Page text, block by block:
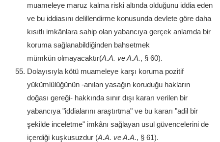
muameleye maruz kalma riski altında olduğunu iddia eden
ve bu iddiasını delillendirme konusunda devlete göre daha
kısıtlı imkânlara sahip olan yabancıya gerçek anlamda bir
koruma sağlanabildiğinden bahsetmek
mümkün olmayacaktır(A.A. ve A.A., § 60).
Dolayısıyla kötü muameleye karşı koruma pozitif
yükümlülüğünün -anılan yasağın koruduğu hakların
doğası gereği- hakkında sınır dışı kararı verilen bir
yabancıya "iddialarını araştırtma" ve bu kararı "adil bir
şekilde inceletme" imkânı sağlayan usul güvencelerini de
içerdiği kuşkusuzdur (A.A. ve A.A., § 61).